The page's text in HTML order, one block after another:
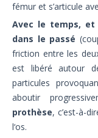
fémur et s’articule
Avec le temps,
dans le passé
friction entre les
est libéré autour
particules
aboutir
prothèse, c’est-à-
l‘os.